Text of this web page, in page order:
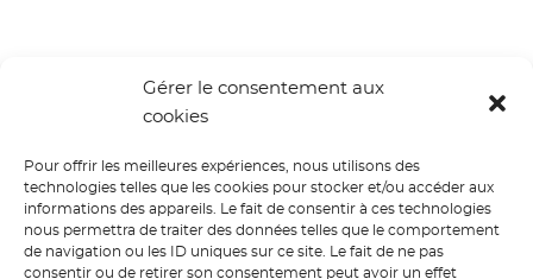
Gérer le consentement aux
cookies
Pour offrir les meilleures expériences, nous utilisons des
technologies telles que les cookies pour stocker et/ou accéder aux
informations des appareils. Le fait de consentir à ces technologies
nous permettra de traiter des données telles que le comportement
de navigation ou les ID uniques sur ce site. Le fait de ne pas
consentir ou de retirer son consentement peut avoir un effet